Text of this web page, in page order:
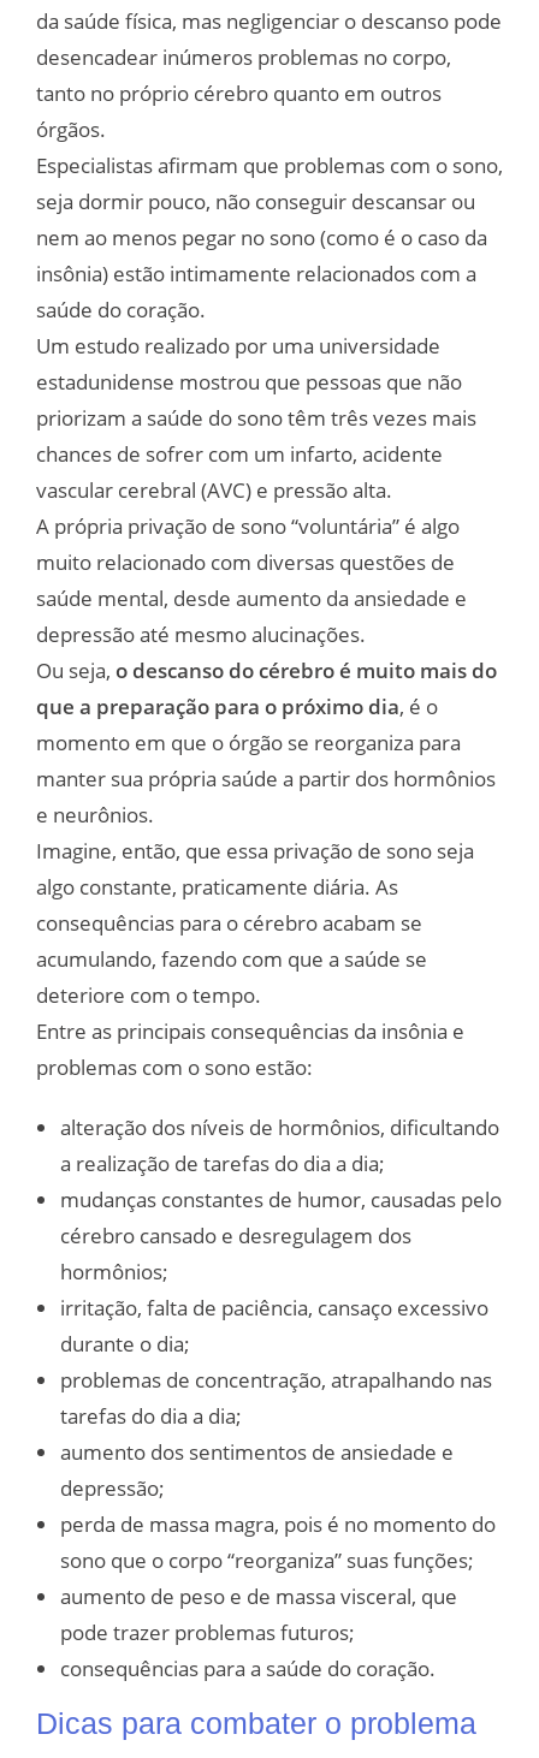
da saúde física, mas negligenciar o descanso pode
desencadear inúmeros problemas no corpo,
tanto no próprio cérebro quanto em outros
órgãos.
Especialistas afirmam que problemas com o sono,
seja dormir pouco, não conseguir descansar ou
nem ao menos pegar no sono (como é o caso da
insônia) estão intimamente relacionados com a
saúde do coração.
Um estudo realizado por uma universidade
estadunidense mostrou que pessoas que não
priorizam a saúde do sono têm três vezes mais
chances de sofrer com um infarto, acidente
vascular cerebral (AVC) e pressão alta.
A própria privação de sono “voluntária” é algo
muito relacionado com diversas questões de
saúde mental, desde aumento da ansiedade e
depressão até mesmo alucinações.
Ou seja, o descanso do cérebro é muito mais do
que a preparação para o próximo dia, é o
momento em que o órgão se reorganiza para
manter sua própria saúde a partir dos hormônios
e neurônios.
Imagine, então, que essa privação de sono seja
algo constante, praticamente diária. As
consequências para o cérebro acabam se
acumulando, fazendo com que a saúde se
deteriore com o tempo.
Entre as principais consequências da insônia e
problemas com o sono estão:
alteração dos níveis de hormônios, dificultando
a realização de tarefas do dia a dia;
mudanças constantes de humor, causadas pelo
cérebro cansado e desregulagem dos
hormônios;
irritação, falta de paciência, cansaço excessivo
durante o dia;
problemas de concentração, atrapalhando nas
tarefas do dia a dia;
aumento dos sentimentos de ansiedade e
depressão;
perda de massa magra, pois é no momento do
sono que o corpo “reorganiza” suas funções;
aumento de peso e de massa visceral, que
pode trazer problemas futuros;
consequências para a saúde do coração.
Dicas para combater o problema